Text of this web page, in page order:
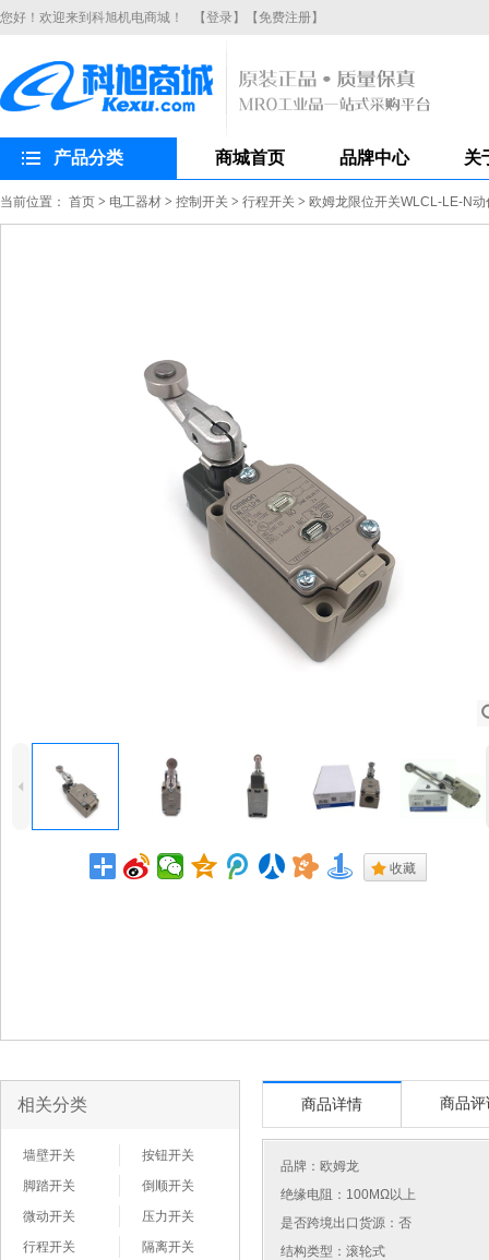
您好！欢迎来到科旭机电商城！ 【登录】 【免费注册】
产品分类 商城首页 品牌中心 关
当前位置： 首页 > 电工器材 > 控制开关 > 行程开关 > 欧姆龙限位开关WLCL-LE-N
4
. 收藏
相关分类
墙壁开关
按钮开关
脚踏开关
倒顺开关
微动开关
压力开关
行程开关
隔离开关
商品详情 商品评
品牌： 欧姆龙
绝缘电阻：100MΩ以上
是否跨境出口货源：否
结构类型：滚轮式